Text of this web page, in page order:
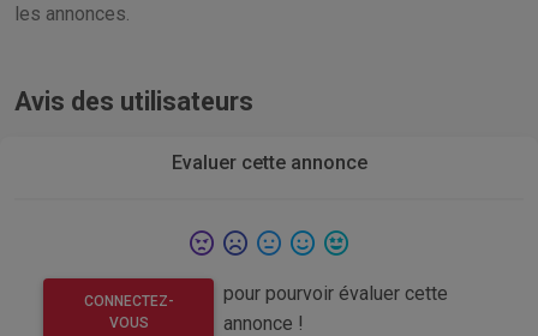
les annonces.
Avis des utilisateurs
Evaluer cette annonce
CONNECTEZ-
VOUS
pour pourvoir évaluer cette
annonce !